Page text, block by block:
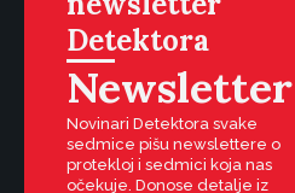
Detektora
Newsletter
Novinari Detektora svake
sedmice pišu newslettere o
protekloj i sedmici koja nas
očekuje. Donose detalje iz